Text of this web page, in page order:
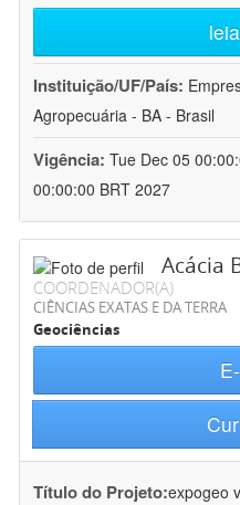
Instituição/UF/País:
Agropecuária - BA - Brasil
Vigência: Tue Dec 05
00:00:00 BRT 2027
Acácia
COORDENADOR(A)
CIÊNCIAS EXATAS E DA TERRA
Geociências
Título do Projeto:expogeo